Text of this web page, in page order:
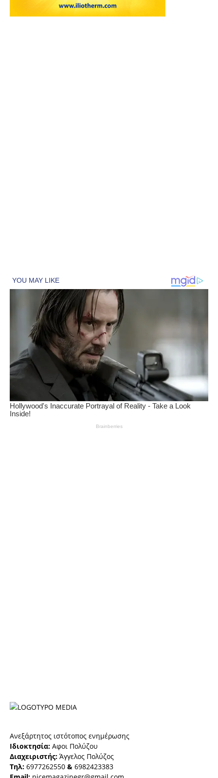
Ανεξάρτητος ιστότοπος ενημέρωσης
Ιδιοκτησία: Αφοι Πολύζου
Διαχειριστής: Άγγελος Πολύζος
Τηλ: 6977262550 & 6982423383